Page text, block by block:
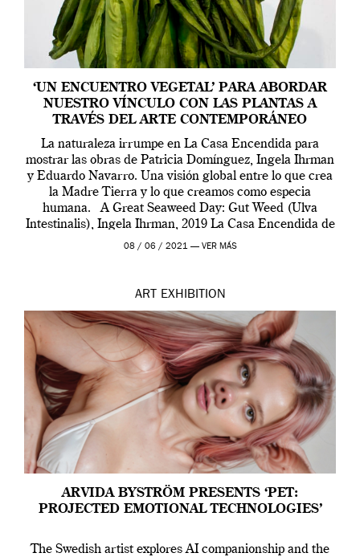
‘UN ENCUENTRO VEGETAL’ PARA ABORDAR
NUESTRO VÍNCULO CON LAS PLANTAS A
TRAVÉS DEL ARTE CONTEMPORÁNEO
La naturaleza irrumpe en La Casa Encendida para
mostrar las obras de Patricia Domínguez, Ingela Ihrman
y Eduardo Navarro. Una visión global entre lo que crea
la Madre Tierra y lo que creamos como especia
humana. A Great Seaweed Day: Gut Weed (Ulva
Intestinalis), Ingela Ihrman, 2019 La Casa Encendida de
Madrid y la Wellcome […]
08 / 06 / 2021 — VER MÁS
ART EXHIBITION
ARVIDA BYSTRÖM PRESENTS ‘PET:
PROJECTED EMOTIONAL TECHNOLOGIES’
The Swedish artist explores AI companionship and the